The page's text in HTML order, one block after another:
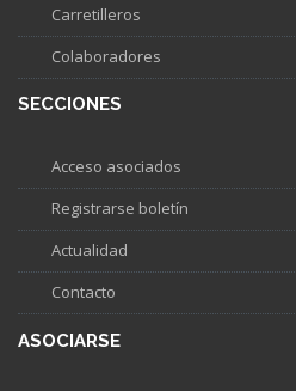
Carretilleros
Colaboradores
SECCIONES
Acceso asociados
Registrarse boletín
Actualidad
Contacto
ASOCIARSE